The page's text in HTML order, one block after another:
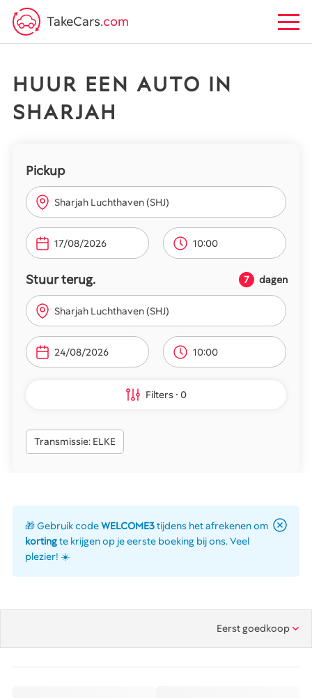
TakeCars.com
HUUR EEN AUTO IN
SHARJAH
Pickup
Sharjah Luchthaven (SHJ)
10:00
Stuur terug. 7 dagen
Sharjah Luchthaven (SHJ)
10:00
Filters 0
Transmissie: ELKE
🎁 Gebruik codeWELCOME3tijdens het afrekenen om
kortingte krijgen op je eerste boeking bij ons. Veel
plezier! ☀️
Eerst goedkoop